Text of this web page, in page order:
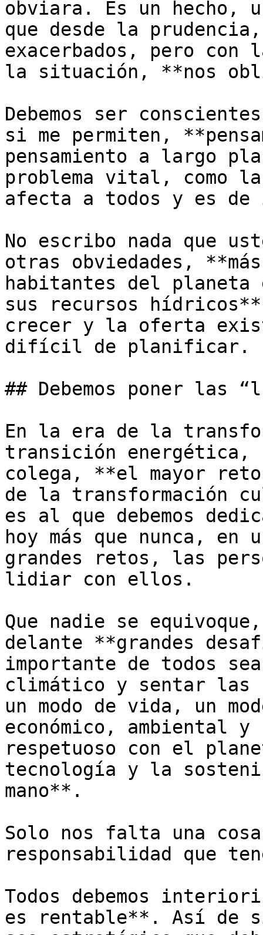
obviara. Es un hecho,
que desde la
exacerbados, pero con
la situación, **nos
Debemos ser
si me permiten,
pensamiento a largo
problema vital, como la
afecta a todos y es de
No escribo nada que
otras obviedades,
habitantes del
sus recursos
crecer y la oferta
difícil de planificar.
## Debemos poner las
En la era de la
transición energética,
colega, **el mayor
de la transformación
es al que debemos
hoy más que nunca,
grandes retos, las
lidiar con ellos.
Que nadie se
delante **grandes
importante de todos
climático y sentar las
un modo de vida, un
económico, ambiental
respetuoso con el
tecnología y la
mano**.
Solo nos falta una
responsabilidad que
Todos debemos
es rentable**. Así de